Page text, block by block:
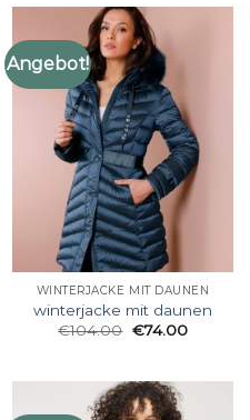
Angebot!
WINTERJACKE MIT DAUNEN
winterjacke mit daunen
€104.00 €74.00